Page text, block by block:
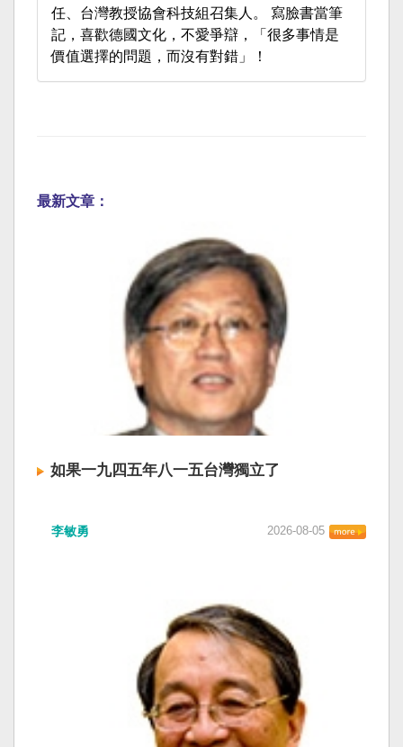
任、台灣教授協會科技組召集人。 寫臉書當筆
記，喜歡德國文化，不愛爭辯，「很多事情是
價值選擇的問題，而沒有對錯」！
最新文章：
如果一九四五年八一五台灣獨立了
李敏勇 2026-08-05